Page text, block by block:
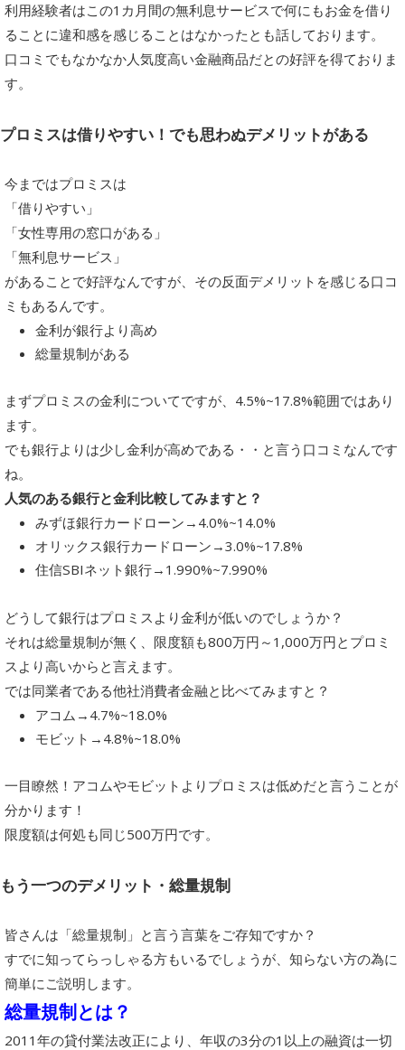
利用経験者はこの1カ月間の無利息サービスで何にもお金を借り
ることに違和感を感じることはなかったとも話しております。
口コミでもなかなか人気度高い金融商品だとの好評を得ておりま
す。
プロミスは借りやすい！でも思わぬデメリットがある
今まではプロミスは
「借りやすい」
「女性専用の窓口がある」
「無利息サービス」
があることで好評なんですが、その反面デメリットを感じる口コ
ミもあるんです。
金利が銀行より高め
総量規制がある
まずプロミスの金利についてですが、4.5%~17.8%範囲ではあり
ます。
でも銀行よりは少し金利が高めである・・と言う口コミなんです
ね。
人気のある銀行と金利比較してみますと？
みずほ銀行カードローン→4.0%~14.0%
オリックス銀行カードローン→3.0%~17.8%
住信SBIネット銀行→1.990%~7.990%
どうして銀行はプロミスより金利が低いのでしょうか？
それは総量規制が無く、限度額も800万円～1,000万円とプロミ
スより高いからと言えます。
では同業者である他社消費者金融と比べてみますと？
アコム→4.7%~18.0%
モビット→4.8%~18.0%
一目瞭然！アコムやモビットよりプロミスは低めだと言うことが
分かります！
限度額は何処も同じ500万円です。
もう一つのデメリット・総量規制
皆さんは「総量規制」と言う言葉をご存知ですか？
すでに知ってらっしゃる方もいるでしょうが、知らない方の為に
簡単にご説明します。
総量規制とは？
2011年の貸付業法改正により、年収の3分の1以上の融資は一切